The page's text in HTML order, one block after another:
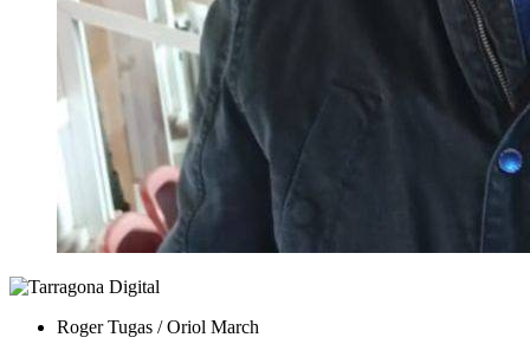
Roger Tugas / Oriol March